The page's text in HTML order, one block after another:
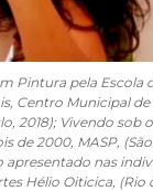
Pintura pela Escola
Centro Municipal
2018); Vivendo
de 2000, MASP,
apresentado nas
Hélio Oiticica, (Rio